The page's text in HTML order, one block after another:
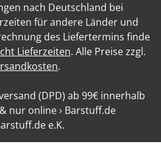
nach Deutschland bei
für andere Länder und
des Liefertermins finde
Lieferzeiten. Alle Preise zzgl.
.
(DPD) ab 99€ innerhalb
nur online › Barstuff.de
e.K.